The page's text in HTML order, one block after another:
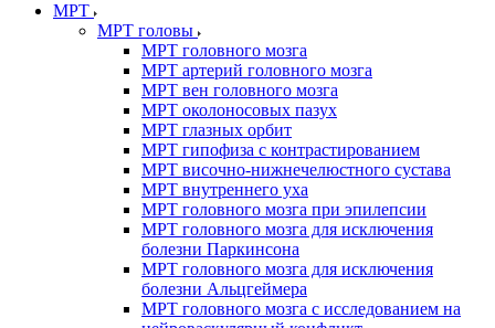
МРТ
МРТ головы
МРТ головного мозга
МРТ артерий головного мозга
МРТ вен головного мозга
МРТ околоносовых пазух
МРТ глазных орбит
МРТ гипофиза с контрастированием
МРТ височно-нижнечелюстного сустава
МРТ внутреннего уха
МРТ головного мозга при эпилепсии
МРТ головного мозга для исключения
болезни Паркинсона
МРТ головного мозга для исключения
болезни Альцгеймера
МРТ головного мозга с исследованием на